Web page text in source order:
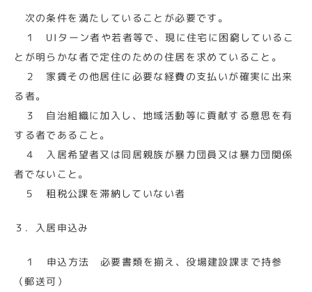
次の条件を満たしていることが必要です。
１ UIターン者や若者等で、現に住宅に困窮しているこ
とが明らかな者で定住のための住居を求めていること。
２ 家賃その他居住に必要な経費の支払いが確実に出来
る者。
３ 自治組織に加入し、地域活動等に貢献する意思を有
する者であること。
４ 入居希望者又は同居親族が暴力団員又は暴力団関係
者でないこと。
５ 租税公課を滞納していない者
３．入居申込み
１ 申込方法 必要書類を揃え、役場建設課まで持参
（郵送可）